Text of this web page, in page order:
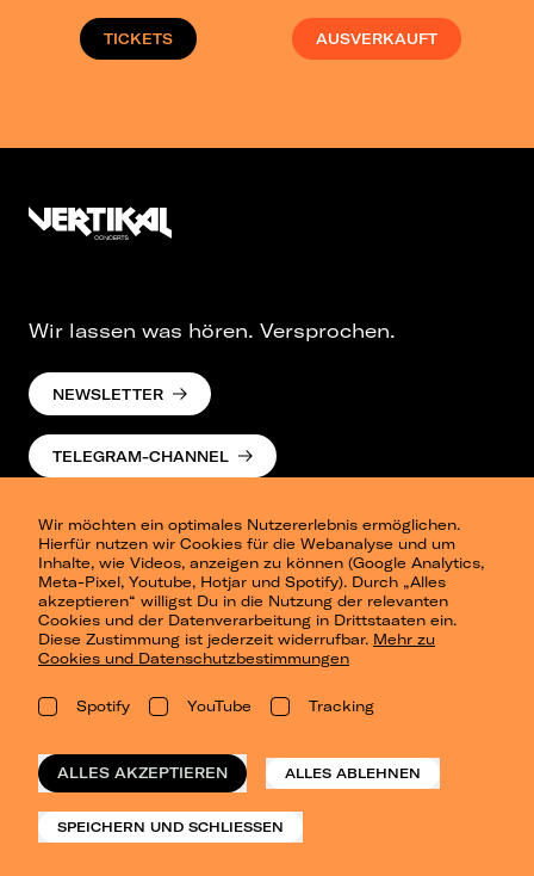
TICKETS AUSVERKAUFT
Wir möchten ein optimales Nutzererlebnis ermöglichen.
Hierfür nutzen wir Cookies für die Webanalyse und um
Inhalte, wie Videos, anzeigen zu können (Google Analytics,
Meta-Pixel, Youtube, Hotjar und Spotify). Durch „Alles
akzeptieren“ willigst Du in die Nutzung der relevanten
Cookies und der Datenverarbeitung in Drittstaaten ein.
Diese Zustimmung ist jederzeit widerrufbar. Mehr zu
Cookies und Datenschutzbestimmungen
Spotify YouTube Tracking
ALLES AKZEPTIEREN ALLES ABLEHNEN
SPEICHERN UND SCHLIESSEN
Wir lassen was hören. Versprochen.
NEWSLETTER
TELEGRAM-CHANNEL
Presse
Berlin
Dresden
Leipzig
Konzertsommer Petersberg
Vergangene Shows
o_team
Datenschutz
Impressum